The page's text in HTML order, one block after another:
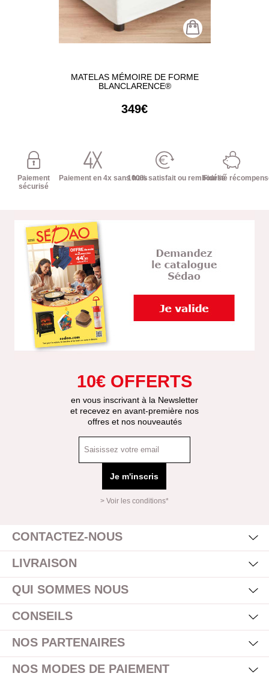
MATELAS MÉMOIRE DE FORME
BLANCLARENCE®
349€
Paiement
sécurisé
Paiement en 4x sans frais100% satisfait ou remboursé
Fidélité
10€ OFFERTS
en vous inscrivant à la Newsletter
et recevez en avant-première nos
offres et nos nouveautés
Je m'inscris
> Voir les conditions*
CONTACTEZ-NOUS
LIVRAISON
QUI SOMMES NOUS
CONSEILS
NOS PARTENAIRES
NOS MODES DE PAIEMENT